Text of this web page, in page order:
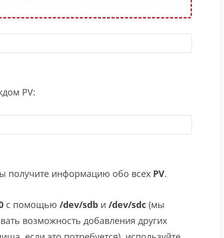
PV:
получите информацию обо всех PV.
с помощью /dev/sdb и /dev/sdc (мы
возможность добавления других